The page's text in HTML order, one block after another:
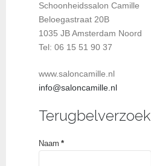
Schoonheidssalon Camille
Beloegastraat 20B
1035 JB Amsterdam Noord
Tel: 06 15 51 90 37
www.saloncamille.nl
info@saloncamille.nl
Terugbelverzoek
Naam *